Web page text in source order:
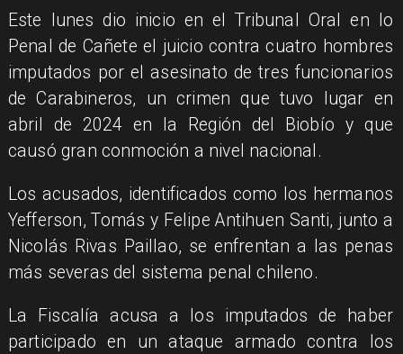
Este lunes dio inicio en el Tribunal Oral en lo
Penal de Cañete el juicio contra cuatro hombres
imputados por el asesinato de tres funcionarios
de Carabineros, un crimen que tuvo lugar en
abril de 2024 en la Región del Biobío y que
causó gran conmoción a nivel nacional.
Los acusados, identificados como los hermanos
Yefferson, Tomás y Felipe Antihuen Santi, junto a
Nicolás Rivas Paillao, se enfrentan a las penas
más severas del sistema penal chileno.
La Fiscalía acusa a los imputados de haber
participado en un ataque armado contra los